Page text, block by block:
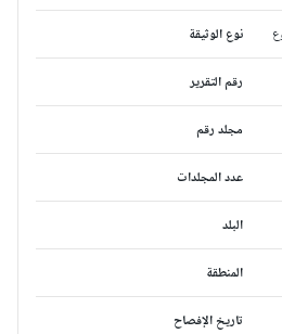
نوع الوثيقة
رقم التقرير
مجلد رقم
عدد المجلدات
البلد
المنطقة
تاريخ الإفصاح